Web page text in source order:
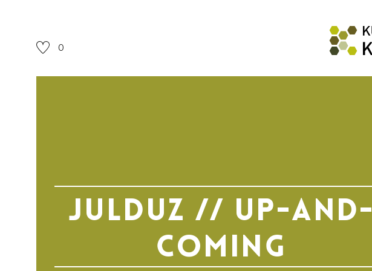
0
Julduz // Up-and-
coming